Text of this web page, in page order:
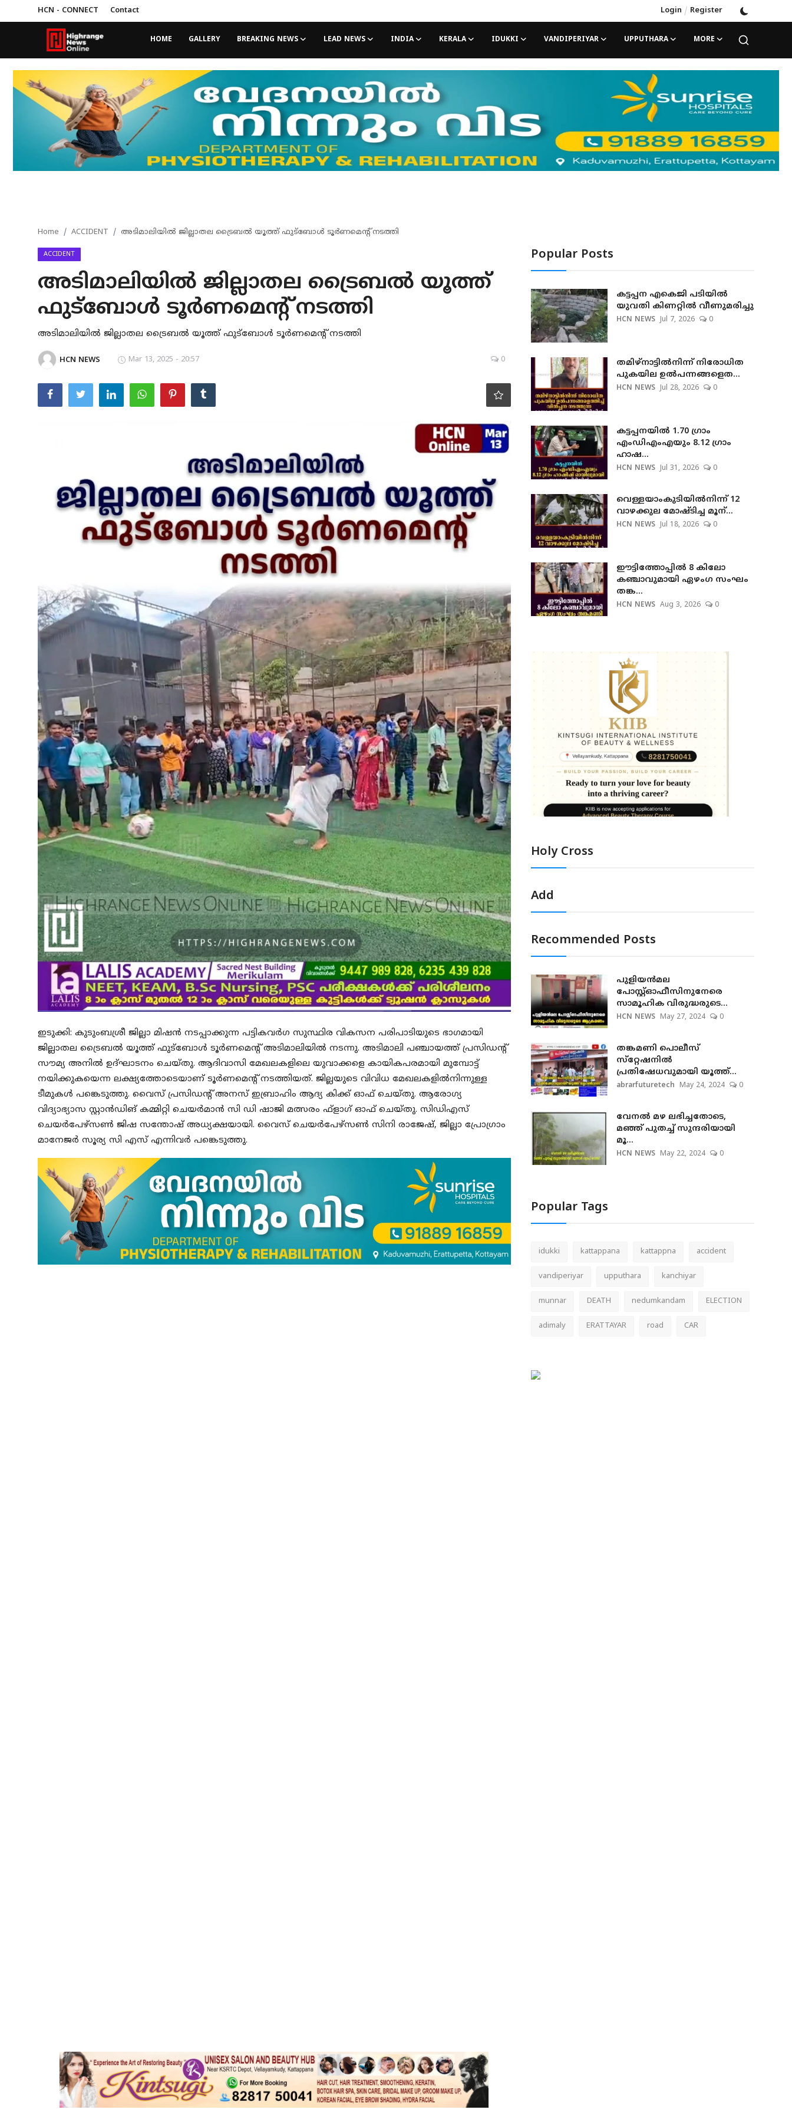
HCN - CONNECT Contact Login / Register
HOME GALLERY BREAKING NEWS LEAD NEWS INDIA KERALA IDUKKI VANDIPERIYAR UPPUTHARA MORE
Home
HCN - CONNECT
LEAD NEWS
KERALA
IDUKKI
VANDIPERIYAR
UPPUTHARA
KATTAPPANA
CRIME
LOCAL NEWS
Home ACCIDENT അടിമാലിയില്‍ ജില്ലാതല ട്രൈബല്‍ യൂത്ത് ഫുട്ബോള്‍ ടൂര്‍ണമെന്റ് നടത്തി
ACCIDENT
അടിമാലിയില്‍ ജില്ലാതല ട്രൈബല്‍ യൂത്ത്
ഫുട്ബോള്‍ ടൂര്‍ണമെന്റ് നടത്തി
അടിമാലിയില്‍ ജില്ലാതല ട്രൈബല്‍ യൂത്ത് ഫുട്ബോള്‍ ടൂര്‍ണമെന്റ് നടത്തി
HCN NEWS Mar 13, 2025 - 20:57 0
ഇടുക്കി: കുടുംബശ്രീ ജില്ലാ മിഷന്‍ നടപ്പാക്കുന്ന പട്ടികവര്‍ഗ സുസ്ഥിര വികസന പരിപാടിയുടെ ഭാഗമായി
ജില്ലാതല ട്രൈബല്‍ യൂത്ത് ഫുട്ബോള്‍ ടൂര്‍ണമെന്റ് അടിമാലിയില്‍ നടന്നു. അടിമാലി പഞ്ചായത്ത് പ്രസിഡന്റ്
സൗമ്യ അനില്‍ ഉദ്ഘാടനം ചെയ്തു. ആദിവാസി മേഖലകളിലെ യുവാക്കളെ കായികപരമായി മുമ്പോട്ട്
നയിക്കുകയെന്ന ലക്ഷ്യത്തോടെയാണ് ടൂര്‍ണമെന്റ് നടത്തിയത്. ജില്ലയുടെ വിവിധ മേഖലകളില്‍നിന്നുള്ള
ടീമുകള്‍ പങ്കെടുത്തു. വൈസ് പ്രസിഡന്റ് അനസ് ഇബ്രാഹിം ആദ്യ കിക്ക് ഓഫ് ചെയ്തു. ആരോഗ്യ
വിദ്യാഭ്യാസ സ്റ്റാന്‍ഡിങ് കമ്മിറ്റി ചെയര്‍മാന്‍ സി ഡി ഷാജി മത്സരം ഫ്ളാഗ് ഓഫ് ചെയ്തു. സിഡിഎസ്
ചെയര്‍പേഴ്സണ്‍ ജിഷ സന്തോഷ് അധ്യക്ഷയായി. വൈസ് ചെയര്‍പേഴ്സണ്‍ സിനി രാജേഷ്, ജില്ലാ പ്രോഗ്രാം
മാനേജര്‍ സൂര്യ സി എസ് എന്നിവര്‍ പങ്കെടുത്തു.
Popular Posts
കട്ടപ്പന എകെജി പടിയിൽ
യുവതി കിണറ്റിൽ വീണുമരിച്ചു
HCN NEWS Jul 7, 2026 0
തമിഴ്നാട്ടില്‍നിന്ന് നിരോധിത
പുകയില ഉല്‍പന്നങ്ങളെത...
HCN NEWS Jul 28, 2026 0
കട്ടപ്പനയില്‍ 1.70 ഗ്രാം
എംഡിഎംഎയും 8.12 ഗ്രാം
ഹാഷ...
HCN NEWS Jul 31, 2026 0
വെള്ളയാംകുടിയില്‍നിന്ന് 12
വാഴക്കുല മോഷ്ടിച്ച മൂന്...
HCN NEWS Jul 18, 2026 0
ഈട്ടിത്തോപ്പില്‍ 8 കിലോ
കഞ്ചാവുമായി ഏഴംഗ സംഘം
തങ്ക...
HCN NEWS Aug 3, 2026 0
Holy Cross
Add
Recommended Posts
പുളിയന്‍മല
പോസ്റ്റ്ഓഫീസിനുനേരെ
സാമൂഹിക വിരുദ്ധരുടെ...
HCN NEWS May 27, 2024 0
തങ്കമണി പൊലീസ്
സ്‌റ്റേഷനില്‍
പ്രതിഷേധവുമായി യൂത്ത്...
abrarfuturetech May 24, 2024 0
വേനല്‍ മഴ ലഭിച്ചതോടെ,
മഞ്ഞ് പുതച്ച് സുന്ദരിയായി
മൂ...
HCN NEWS May 22, 2024 0
Popular Tags
idukki kattappana kattappna accident
vandiperiyar upputhara kanchiyar
munnar DEATH nedumkandam ELECTION
adimaly ERATTAYAR road CAR